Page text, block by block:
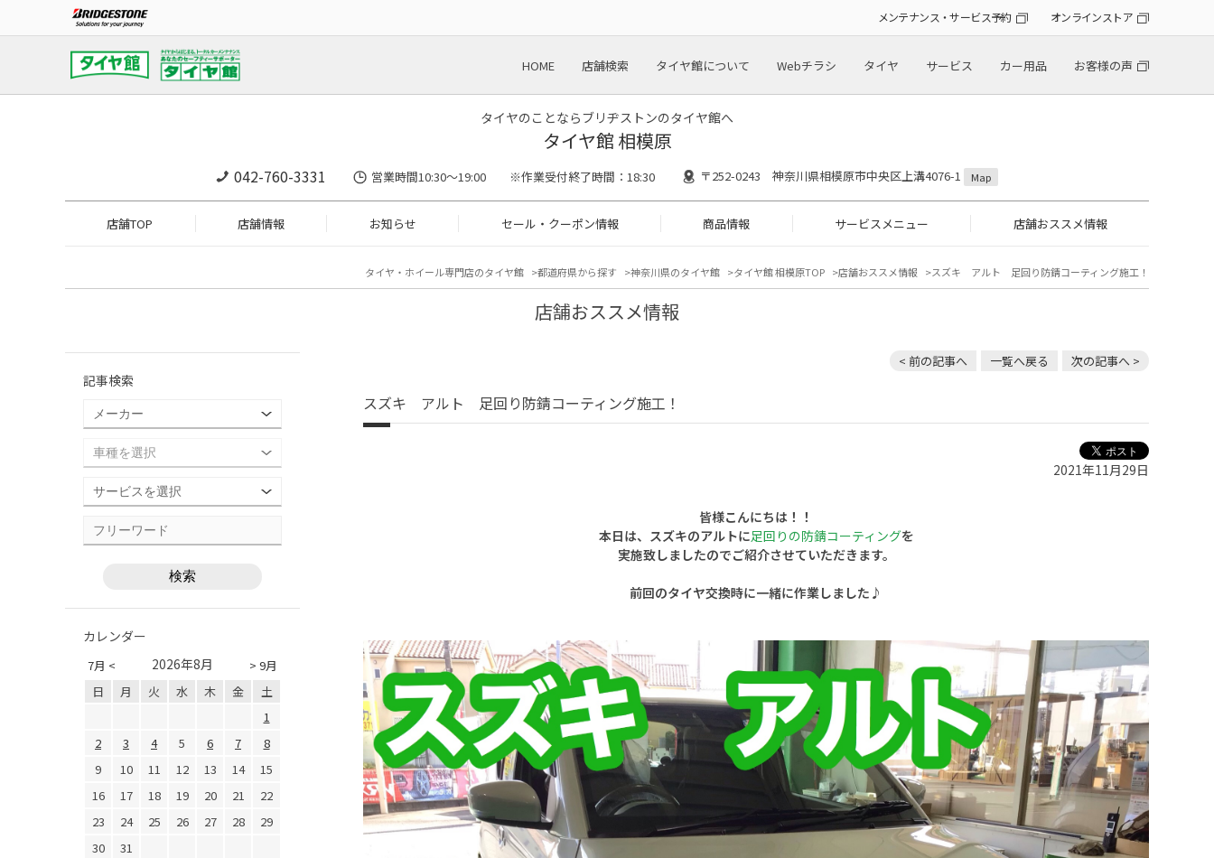
メンテナンス・サービス予約 オンラインストア
HOME 店舗検索 タイヤ館について Webチラシ タイヤ サービス カー用品 お客様の声
タイヤのことならブリヂストンのタイヤ館へ
タイヤ館 相模原
042-760-3331 営業時間10:30～19:00 ※作業受付終了時間：18:30 〒252-0243 神奈川県相模原市中央区上溝4076-1 Map
店舗TOP 店舗情報 お知らせ セール・クーポン情報 商品情報 サービスメニュー 店舗おススメ情報
タイヤ・ホイール専門店のタイヤ館 都道府県から探す 神奈川県のタイヤ館 タイヤ館 相模原TOP 店舗おススメ情報 スズキ アルト 足回り防錆コーティング施工！
店舗おススメ情報
< 前の記事へ 一覧へ戻る 次の記事へ >
スズキ アルト 足回り防錆コーティング施工！
2021年11月29日
皆様こんにちは！！
本日は、スズキのアルトに足回りの防錆コーティングを
実施致しましたのでご紹介させていただきます。
前回のタイヤ交換時に一緒に作業しました♪
記事検索
カレンダー
7月 < > 9月
2026年8月
日 月 火 水 木 金
土
1
2
3 4 5 6 7
8
9
10 11 12 13 14
15
16
17 18 19 20 21
22
23
24 25 26 27 28
29
30
31